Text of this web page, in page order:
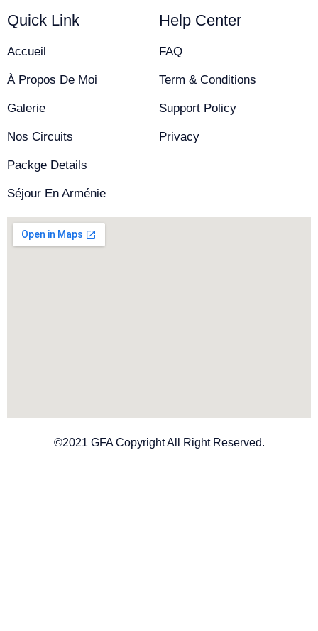
Quick Link
Accueil
À Propos De Moi
Galerie
Nos Circuits
Packge Details
Séjour En Arménie
Help Center
FAQ
Term & Conditions
Support Policy
Privacy
©2021 GFA Copyright All Right Reserved.